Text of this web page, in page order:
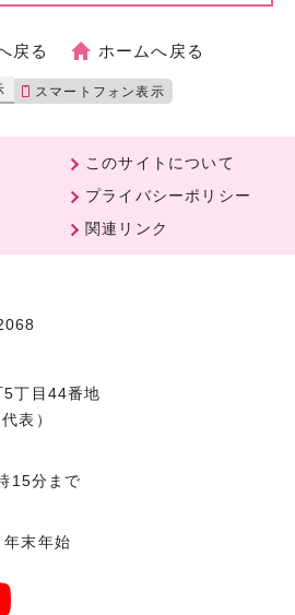
戻る ホームへ戻る
スマートフォン表示
このサイトについて
プライバシーポリシー
関連リンク
5丁目44番地
表）
15分まで
年末年始